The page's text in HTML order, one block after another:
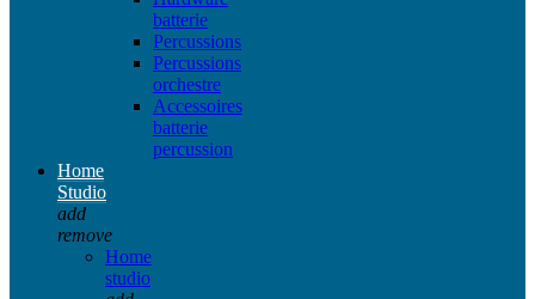
batterie
Percussions
Percussions
orchestre
Accessoires
batterie
percussion
Home
Studio
add
remove
Home
studio